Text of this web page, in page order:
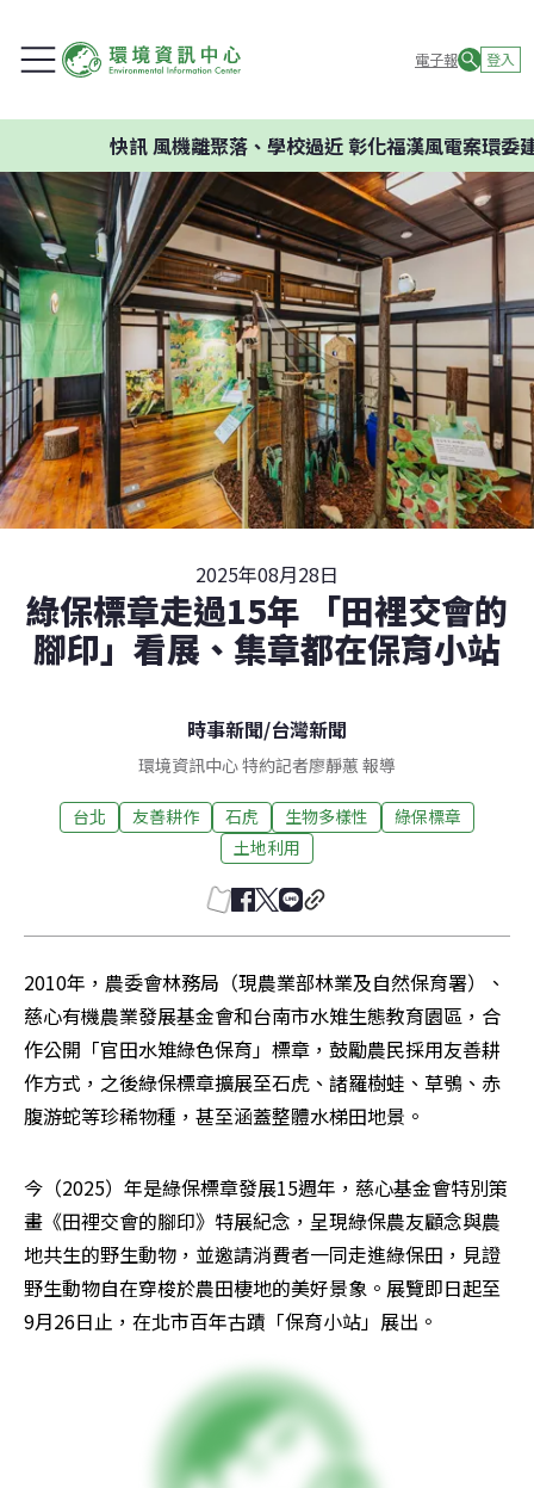
電子報 登入
風機離聚落、學校過近 彰化福漢風電案環委建議不應開
2025年08月28日
綠保標章走過15年 「田裡交會的
腳印」看展、集章都在保育小站
時事新聞/台灣新聞
環境資訊中心 特約記者廖靜蕙 報導
台北 友善耕作 石虎 生物多樣性
綠保標章
土地利用
2010年，農委會林務局（現農業部林業及自然保育署）、
慈心有機農業發展基金會和台南市水雉生態教育園區，合
作公開「官田水雉綠色保育」標章，鼓勵農民採用友善耕
作方式，之後綠保標章擴展至石虎、諸羅樹蛙、草鴞、赤
腹游蛇等珍稀物種，甚至涵蓋整體水梯田地景。
今（2025）年是綠保標章發展15週年，慈心基金會特別策
畫《田裡交會的腳印》特展紀念，呈現綠保農友顧念與農
地共生的野生動物，並邀請消費者一同走進綠保田，見證
野生動物自在穿梭於農田棲地的美好景象。展覽即日起至
9月26日止，在北市百年古蹟「保育小站」展出。